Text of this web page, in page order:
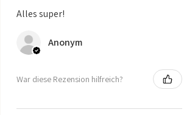
Alles super!
Anonym
War diese Rezension hilfreich?